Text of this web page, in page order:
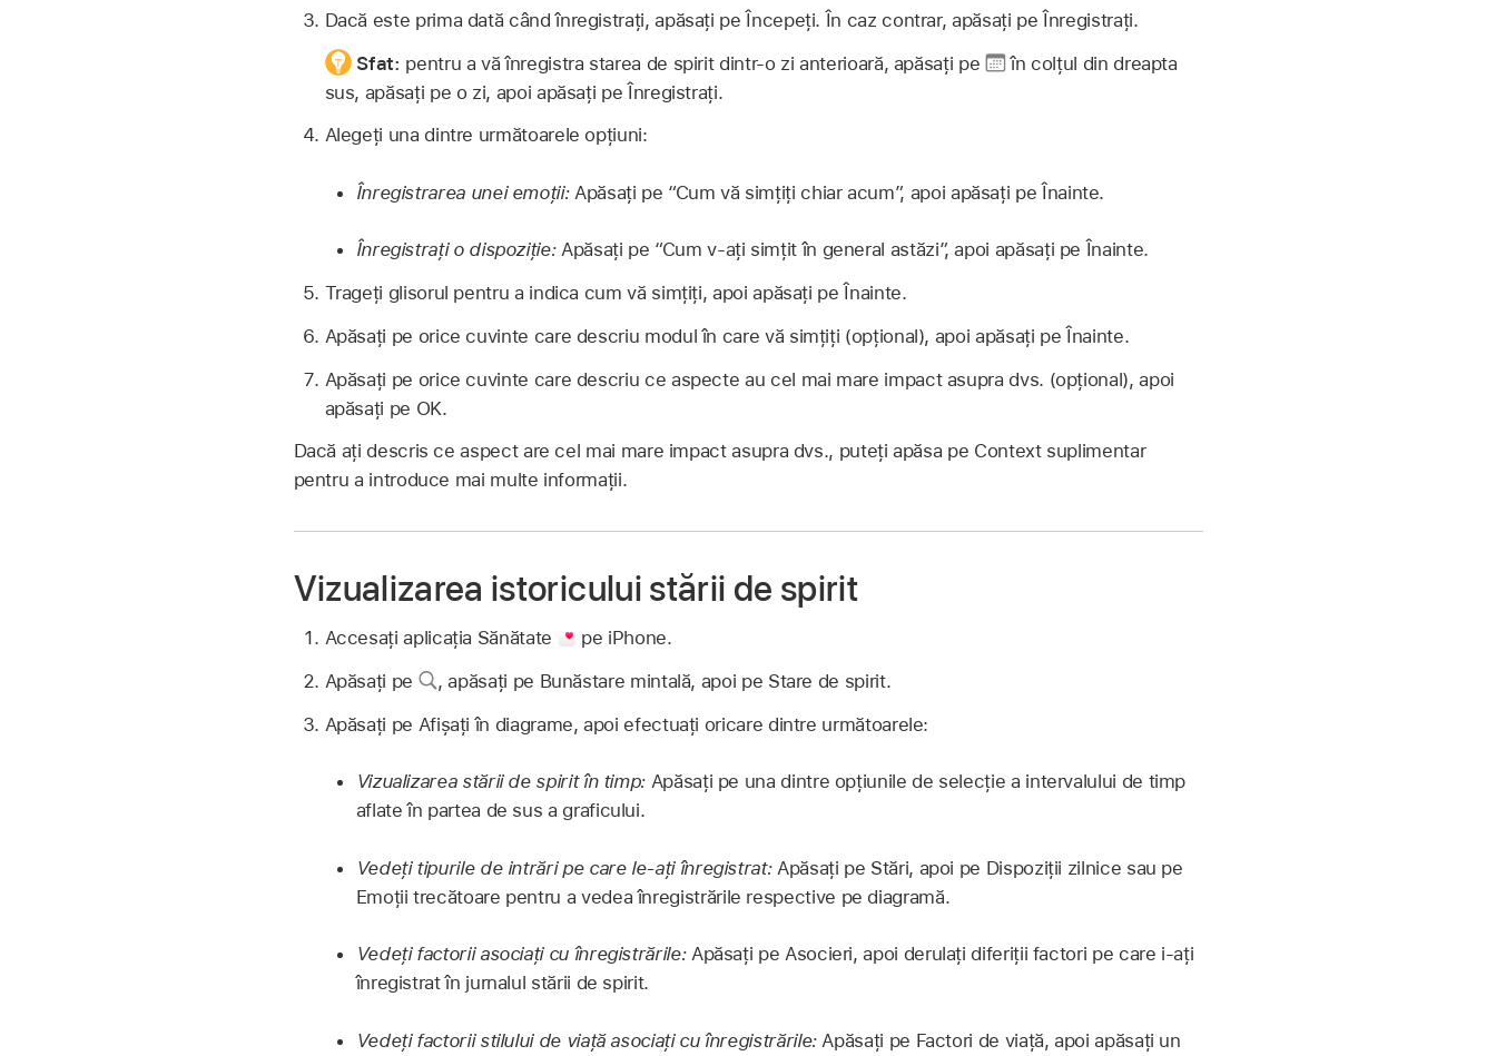
Dacă este prima dată când înregistrați, apăsați pe Începeți. În caz contrar, apăsați pe Înregistrați.
Sfat: pentru a vă înregistra starea de spirit dintr-o zi anterioară, apăsați pe
în colțul din dreapta
sus, apăsați pe o zi, apoi apăsați pe Înregistrați.
Alegeți una dintre următoarele opțiuni:
Înregistrarea unei emoții: Apăsați pe “Cum vă simțiți chiar acum”, apoi apăsați pe Înainte.
Înregistrați o dispoziție: Apăsați pe “Cum v‑ați simțit în general astăzi”, apoi apăsați pe Înainte.
Trageți glisorul pentru a indica cum vă simțiți, apoi apăsați pe Înainte.
Apăsați pe orice cuvinte care descriu modul în care vă simțiți (opțional), apoi apăsați pe Înainte.
Apăsați pe orice cuvinte care descriu ce aspecte au cel mai mare impact asupra dvs. (opțional), apoi
apăsați pe OK.
Dacă ați descris ce aspect are cel mai mare impact asupra dvs., puteți apăsa pe Context suplimentar
pentru a introduce mai multe informații.
Vizualizarea istoricului stării de spirit
Accesați aplicația Sănătate
pe iPhone.
Apăsați pe
,apăsați pe Bunăstare mintală, apoi pe Stare de spirit.
Apăsați pe Afișați în diagrame, apoi efectuați oricare dintre următoarele:
Vizualizarea stării de spirit în timp: Apăsați pe una dintre opțiunile de selecție a intervalului de timp
aflate în partea de sus a graficului.
Vedeți tipurile de intrări pe care le-ați înregistrat: Apăsați pe Stări, apoi pe Dispoziții zilnice sau pe
Emoții trecătoare pentru a vedea înregistrările respective pe diagramă.
Vedeți factorii asociați cu înregistrările: Apăsați pe Asocieri, apoi derulați diferiții factori pe care i-ați
înregistrat în jurnalul stării de spirit.
Vedeți factorii stilului de viață asociați cu înregistrările: Apăsați pe Factori de viață, apoi apăsați un